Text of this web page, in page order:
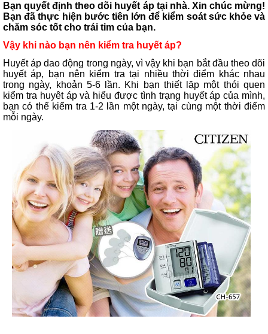
Bạn quyết định theodõi huyết áp tại nhà. Xin chúc mừng!
Bạn đã thực hiện bướctiên lớn để kiểm soát sức khỏe và
chăm sóc tốt cho trái tim của bạn.
Vậy khi nào bạn nên kiểm tra huyết áp?
Huyết áp dao động trong ngày, vì vậy khi bạn bắt đầu theo dõi
huyết áp, bạn nên kiểm tra tại nhiều thời điểm khác nhau
trong ngày, khoản 5-6 lần. Khi bạn thiết lặp một thói quen
kiểm tra huyêt áp và hiểu được tình trạng huyết áp của mình,
bạn có thể kiểm tra 1-2 lần một ngày, tại cùng một thời điểm
mỗi ngày.